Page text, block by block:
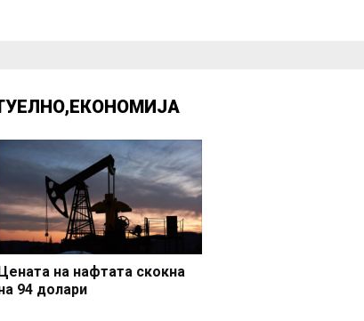
,ЕКОНОМИЈА
Цената на нафтата скокна
94 долари